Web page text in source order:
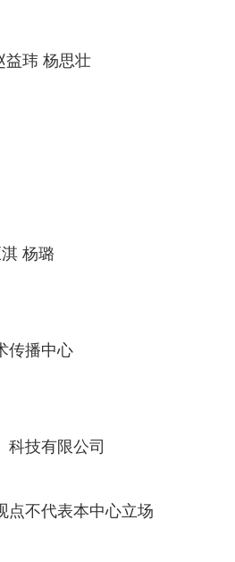
玮 杨思壮
杨璐
传播中心
科技有限公司
点不代表本中心立场